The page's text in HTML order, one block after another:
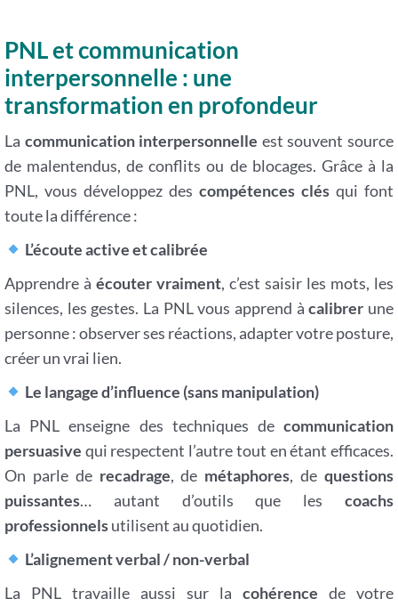
PNL et communication
interpersonnelle : une
transformation en profondeur
La communication interpersonnelle est souvent source
de malentendus, de conflits ou de blocages. Grâce à la
PNL, vous développez descompétences clés qui font
toute la différence :
L’écoute active et calibrée
Apprendre à écouter vraiment, c’est saisir les mots, les
silences, les gestes. La PNL vous apprend àcalibrer une
personne : observer ses réactions, adapter votre posture,
créer un vrai lien.
Le langage d’influence (sans manipulation)
La PNL enseigne des techniques decommunication
persuasive qui respectent l’autre tout en étant efficaces.
On parle de recadrage, de métaphores, dequestions
puissantes… autant d’outils que lescoachs
professionnelsutilisent au quotidien.
L’alignement verbal / non-verbal
La PNL travaille aussi sur lacohérence de votre